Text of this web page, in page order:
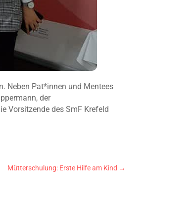
Neben Pat*innen und Mentees
der
Vorsitzende des SmF Krefeld
Mütterschulung: Erste Hilfe am Kind →